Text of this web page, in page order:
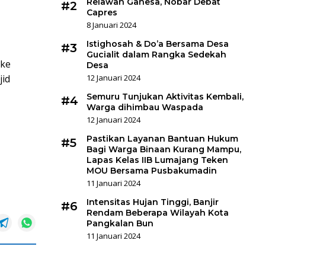
#2
Capres
8 Januari 2024
#3
Istighosah & Do’a Bersama Desa
Gucialit dalam Rangka Sedekah
Desa
12 Januari 2024
#4
Semuru Tunjukan Aktivitas Kembali,
Warga dihimbau Waspada
12 Januari 2024
#5
Pastikan Layanan Bantuan Hukum
Bagi Warga Binaan Kurang Mampu,
Lapas Kelas IIB Lumajang Teken
MOU Bersama Pusbakumadin
11 Januari 2024
#6
Intensitas Hujan Tinggi, Banjir
Rendam Beberapa Wilayah Kota
Pangkalan Bun
11 Januari 2024